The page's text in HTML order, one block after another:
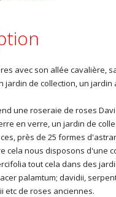
avec son allée cavalière,
jardin de collection, un jardin
une roseraie de roses
en verre, un jardin de
près de 25 formes
cela nous disposons d'une
tout cela dans des
palamtum; davidii,
etc de roses anciennes.